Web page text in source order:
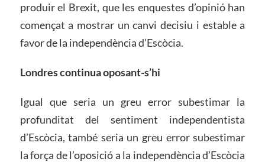
produir el Brexit, que les enquestes d’opinió han
començat a mostrar un canvi decisiu i estable a
favor de la independència d’Escòcia.
Londres continua oposant-s’hi
Igual que seria un greu error subestimar la
profunditat del sentiment independentista
d’Escòcia, també seria un greu error subestimar
la força de l’oposició a la independència d’Escòcia